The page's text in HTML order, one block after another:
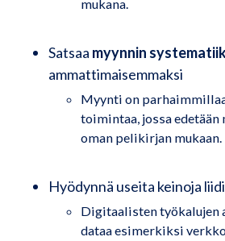
mukana.
Satsaa myynnin
ammattimaisemmaksi
Myynti on
toimintaa, jossa
oman pelikirjan mukaan.
Hyödynnä useita keinoja
Digitaalisten työkalujen
dataa esimerkiksi